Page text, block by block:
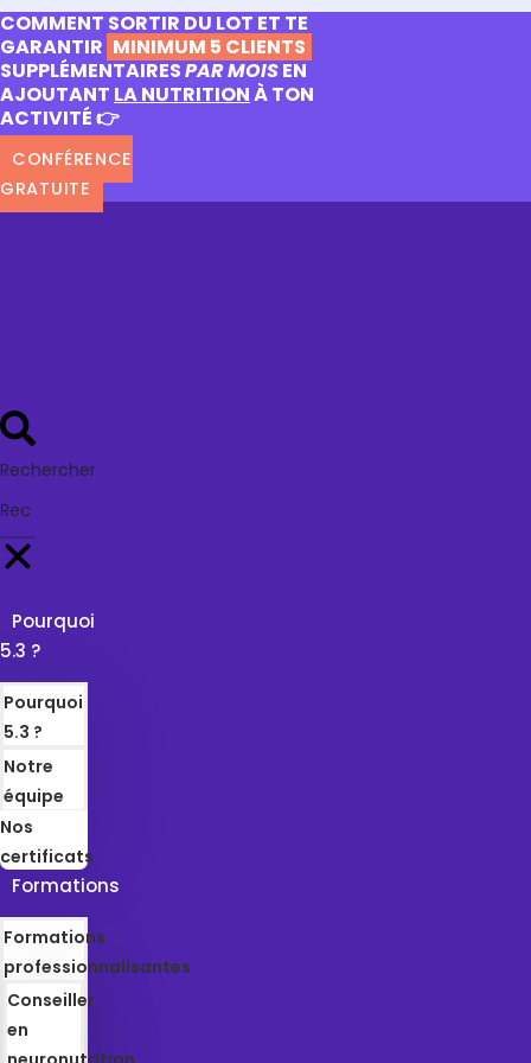
COMMENT SORTIR DU LOT ET TE
GARANTIR MINIMUM 5 CLIENTS
SUPPLÉMENTAIRESPAR MOISEN
AJOUTANT LA NUTRITIONÀ TON
ACTIVITÉ 👉
CONFÉRENCE
GRATUITE
Rechercher
Pourquoi
5.3 ?
Pourquoi
5.3 ?
Notre
équipe
Nos
certificats
Formations
Formations
professionnalisantes
Conseiller
en